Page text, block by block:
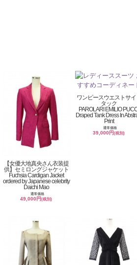
【女優大地真央さん衣装提
供】セミロングジャケット
Fuchsia Cardigan Jacket
ordered by Japanese celebrity
Daichi Mao
通常価格
49,000円(税別)
ワンピースウエストサイ
タック
PAROLARI EMILIO
Draped Tank Dress In
Print
通常価格
39,000円(税別)